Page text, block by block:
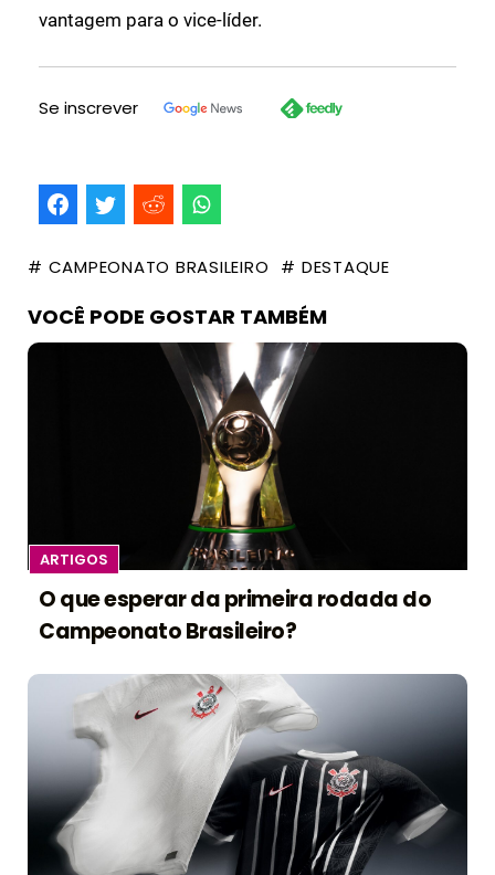
vantagem para o vice-líder.
Se inscrever
# CAMPEONATO BRASILEIRO # DESTAQUE
VOCÊ PODE GOSTAR TAMBÉM
ARTIGOS
O que esperar da primeira rodada do
Campeonato Brasileiro?